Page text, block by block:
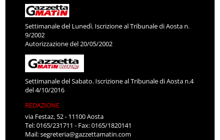
Settimanale del Lunedì. Iscrizione al Tribunale di Aosta n.
9/2002
Autorizzazione del 20/05/2002
Settimanale del Sabato. Iscrizione al Tribunale di Aosta n.4
del 4/10/2016
REDAZIONE
via Festaz, 52 - 11100 Aosta
Tel: 0165/231711 - Fax: 0165/1820141
Mail:segreteria@gazzettamatin.com